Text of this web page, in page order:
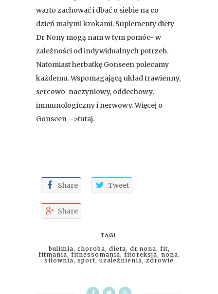
warto zachować i dbać o siebie na co
dzień małymi krokami. Suplementy diety
Dr Nony mogą nam w tym pomóc- w
zależności od indywidualnych potrzeb.
Natomiast herbatkę Gonseen polecamy
każdemu. Wspomagającą układ trawienny,
sercowo-naczyniowy, oddechowy,
immunologiczny i nerwowy. Więcej o
Gonseen –>tutaj.
Share Tweet
Share
TAGI:
bulimia, choroba, dieta, dr.nona, fit,
fitmania, fitnessomania, fitoreksja, nona,
siłownia, sport, uzależnienia, zdrowie